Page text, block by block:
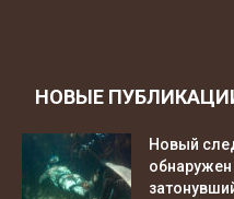
НОВЫЕ
Новый
обнаружен